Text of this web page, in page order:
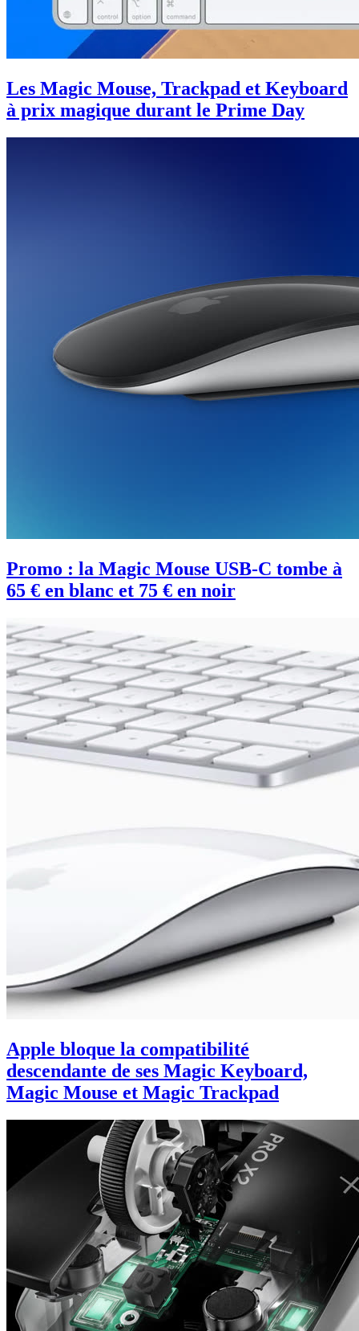
Les Magic Mouse, Trackpad et Keyboard
à prix magique durant le Prime Day
Promo : la Magic Mouse USB-C tombe à
65 € en blanc et 75 € en noir
Apple bloque la compatibilité
descendante de ses Magic Keyboard,
Magic Mouse et Magic Trackpad